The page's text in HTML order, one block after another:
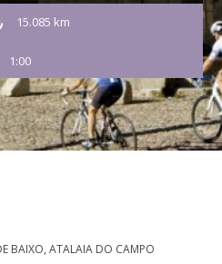
15.085 km
1:00
BAIXO, ATALAIA DO CAMPO